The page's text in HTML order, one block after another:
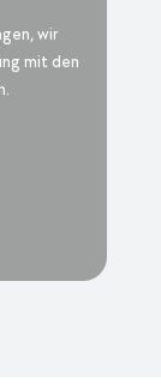
wir
mit den